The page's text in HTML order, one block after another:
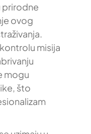
prirodne
ovog
misija
mogu
što